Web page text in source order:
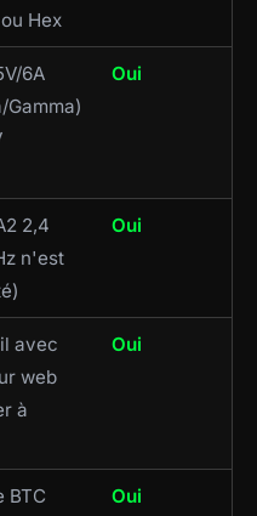
Hex
6A
Oui
2,4
n'est
Oui
avec
web
à
Oui
BTC
Oui